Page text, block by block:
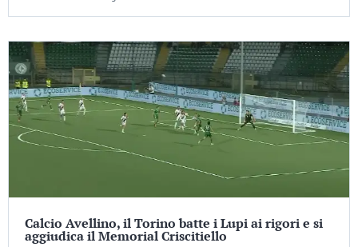
Calcio Avellino, il Torino batte i Lupi ai rigori e si
aggiudica il Memorial Criscitiello